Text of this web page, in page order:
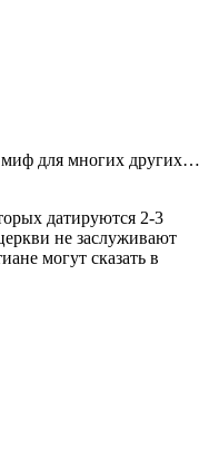
миф для многих других…
датируются 2-3
не заслуживают
могут сказать в